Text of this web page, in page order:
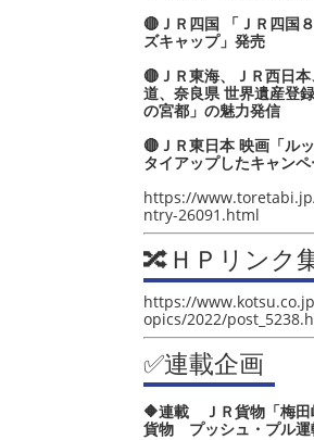
🔴ＪＲ四国 「ＪＲ四国
ズキャップ」発売
🔴ＪＲ東海、ＪＲ西日
道、奈良県 世界遺産登
の宮都」の魅力発信
🔴ＪＲ東日本 映画「ル
タイアップしたキャン
https://
ntry-26091.html
🔀ＨＰリンク
https://
opics/2022/
✅連載企画
🔶連載 ＪＲ貨物「梅田
貨物 プッシュ・プル運